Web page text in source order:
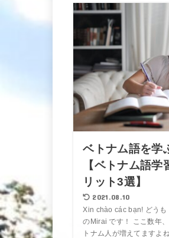
ベトナム語を学
【ベトナム語
リット3選】
2021.08.10
Xin chào các bạn! どうも
のMirai です！ ここ数年
トナム人が増えてますよ